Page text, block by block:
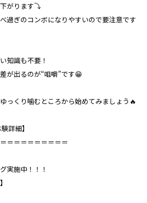
下がります⤵️
過ぎのコンボになりやすいので要注意です
知識も不要！
が出るのが“咀嚼”です😁
っくり噛むところから始めてみましょう🔥
詳細】
＝＝＝＝＝＝＝＝＝
実施中！！！